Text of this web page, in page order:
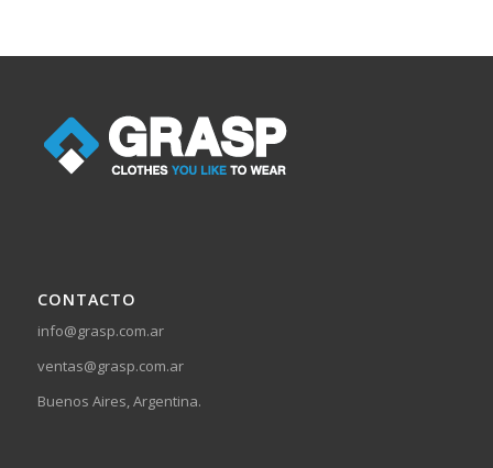
CONTACTO
info@grasp.com.ar
ventas@grasp.com.ar
Buenos Aires, Argentina.